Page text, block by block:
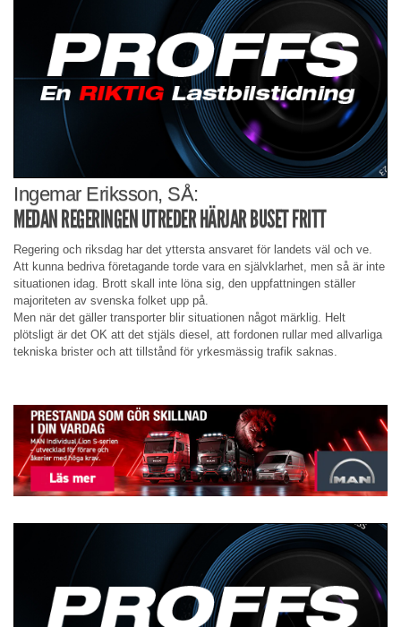
Ingemar Eriksson, SÅ:
MEDAN REGERINGEN UTREDER HÄRJAR BUSET FRITT
Regering och riksdag har det yttersta ansvaret för landets väl och ve.
Att kunna bedriva företagande torde vara en självklarhet, men så är inte
situationen idag. Brott skall inte löna sig, den uppfattningen ställer
majoriteten av svenska folket upp på.
Men när det gäller transporter blir situationen något märklig. Helt
plötsligt är det OK att det stjäls diesel, att fordonen rullar med allvarliga
tekniska brister och att tillstånd för yrkesmässig trafik saknas.